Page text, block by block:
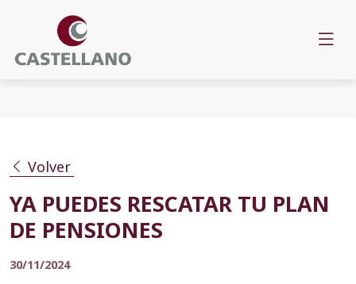
Volver
YA PUEDES RESCATAR TU PLAN
DE PENSIONES
30/11/2024